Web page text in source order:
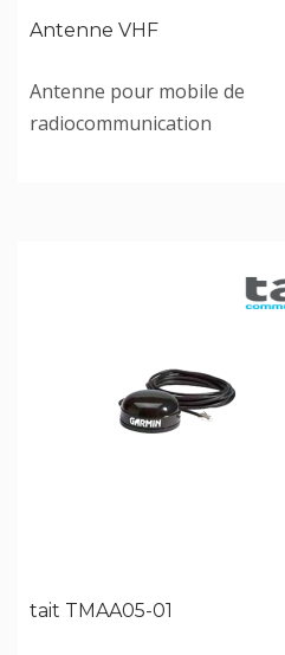
Antenne VHF
Antenne pour mobile de
radiocommunication
tait TMAA05-01